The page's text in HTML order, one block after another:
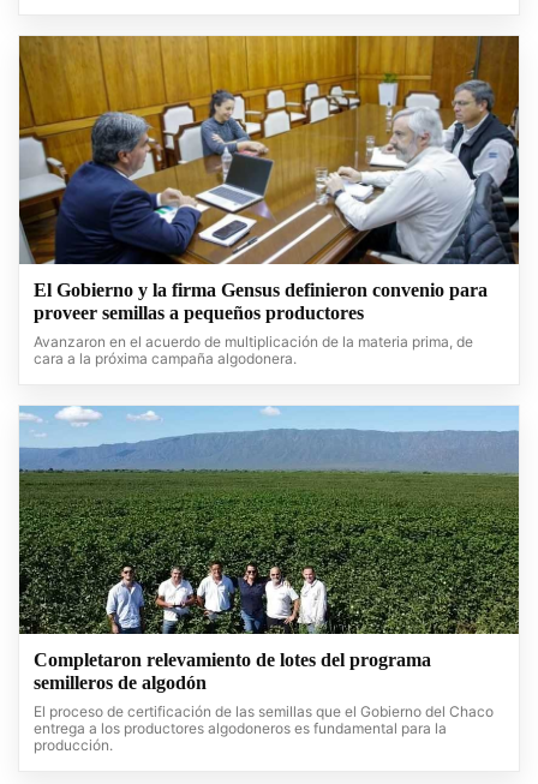
El Gobierno y la firma Gensus definieron convenio para
proveer semillas a pequeños productores
Avanzaron en el acuerdo de multiplicación de la materia prima, de
cara a la próxima campaña algodonera.
Completaron relevamiento de lotes del programa
semilleros de algodón
El proceso de certificación de las semillas que el Gobierno del Chaco
entrega a los productores algodoneros es fundamental para la
producción.